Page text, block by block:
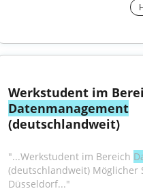
Datenmanagement
(deutschlandweit)
"...Werkstudent im Bereich
(deutschlandweit) Möglicher
Düsseldorf..."